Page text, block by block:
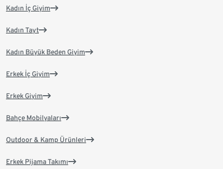
Kadın İç Giyim
Kadın Tayt
Kadın Büyük Beden Giyim
Erkek İç Giyim
Erkek Giyim
Bahçe Mobilyaları
Outdoor & Kamp Ürünleri
Erkek Pijama Takımı